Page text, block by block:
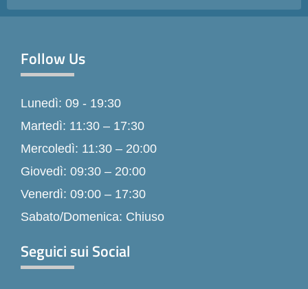
Follow Us
Lunedì: 09 - 19:30
Martedì: 11:30 – 17:30
Mercoledì: 11:30 – 20:00
Giovedì: 09:30 – 20:00
Venerdì: 09:00 – 17:30
Sabato/Domenica: Chiuso
Seguici sui Social